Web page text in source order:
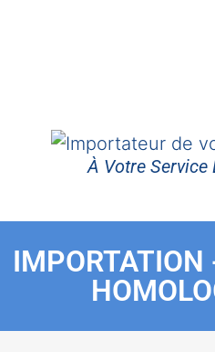
À Votre Service
IMPORTATION